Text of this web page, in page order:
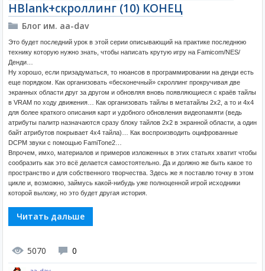
HBlank+скроллинг (10) КОНЕЦ
Блог им. aa-dav
Это будет последний урок в этой серии описывающий на практике последнюю
технику которую нужно знать, чтобы написать крутую игру на Famicom/NES/
Денди…
Ну хорошо, если призадуматься, то нюансов в программировании на денди есть
еще порядком. Как организовать «бесконечный» скроллинг прокручивая две
экранных области друг за другом и обновляя вновь появляющиеся с краёв тайлы
в VRAM по ходу движения… Как организовать тайлы в метатайлы 2x2, а то и 4x4
для более краткого описания карт и удобного обновления видеопамяти (ведь
атрибуты палитр назначаются сразу блоку тайлов 2x2 в экранной области, а один
байт атрибутов покрывает 4x4 тайла)… Как воспроизводить оцифрованные
DCPM звуки с помощью FamiTone2…
Впрочем, имхо, материалов и примеров изложенных в этих статьях хватит чтобы
сообразить как это всё делается самостоятельно. Да и должно же быть какое то
пространство и для собственного творчества. Здесь же я поставлю точку в этом
цикле и, возможно, займусь какой-нибудь уже полноценной игрой исходники
которой выложу, но это будет другая история.
Читать дальше
5070 0